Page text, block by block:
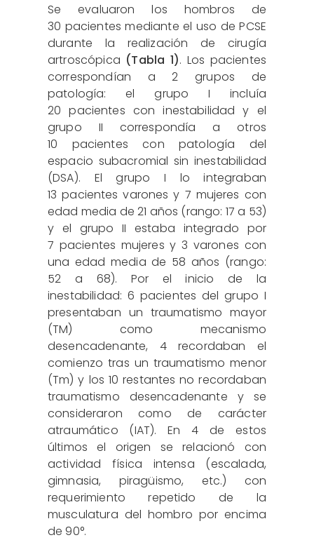
Se evaluaron los hombros de
30 pacientes mediante el uso de PCSE
durante la realización de cirugía
artroscópica (Tabla 1). Los pacientes
correspondían a 2 grupos de
patología: el grupo I incluía
20 pacientes con inestabilidad y el
grupo II correspondía a otros
10 pacientes con patología del
espacio subacromial sin inestabilidad
(DSA). El grupo I lo integraban
13 pacientes varones y 7 mujeres con
edad media de 21 años (rango: 17 a 53)
y el grupo II estaba integrado por
7 pacientes mujeres y 3 varones con
una edad media de 58 años (rango:
52 a 68). Por el inicio de la
inestabilidad: 6 pacientes del grupo I
presentaban un traumatismo mayor
(TM) como mecanismo
desencadenante, 4 recordaban el
comienzo tras un traumatismo menor
(Tm) y los 10 restantes no recordaban
traumatismo desencadenante y se
consideraron como de carácter
atraumático (IAT). En 4 de estos
últimos el origen se relacionó con
actividad física intensa (escalada,
gimnasia, piragüismo, etc.) con
requerimiento repetido de la
musculatura del hombro por encima
de 90°.